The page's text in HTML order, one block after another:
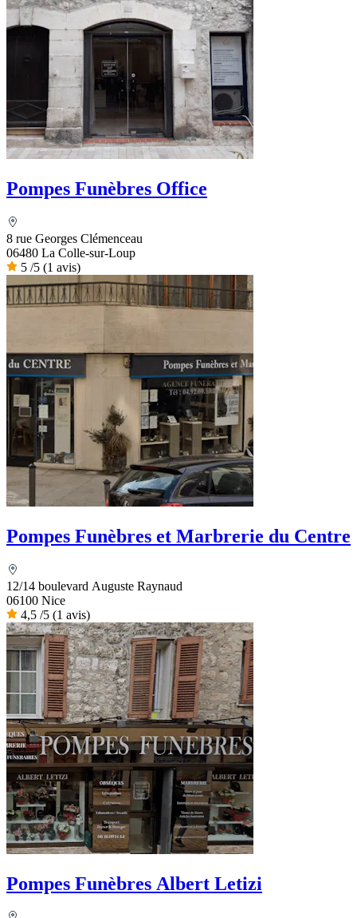
Pompes Funèbres Office
8 rue Georges Clémenceau
06480 La Colle-sur-Loup
5 /5 (1 avis)
Pompes Funèbres et Marbrerie du Centre
12/14 boulevard Auguste Raynaud
06100 Nice
4,5 /5 (1 avis)
Pompes Funèbres Albert Letizi